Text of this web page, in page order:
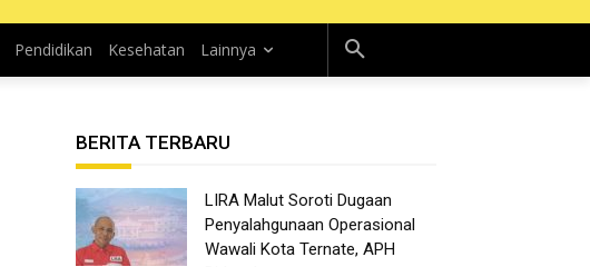
Pendidikan Kesehatan Lainnya
BERITA TERBARU
LIRA Malut Soroti Dugaan
Penyalahgunaan Operasional
Wawali Kota Ternate, APH